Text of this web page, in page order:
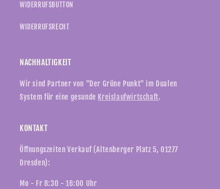
WIDERRUFSBUTTON
WIDERRUFSRECHT
NACHHALTIGKEIT
Wir sind Partner von "Der Grüne Punkt" im Dualen
System für eine gesunde Kreislaufwirtschaft.
KONTAKT
Öffnungszeiten Verkauf (Altenberger Platz 5, 01277
Dresden):
Mo - Fr 8:30 - 16:00 Uhr